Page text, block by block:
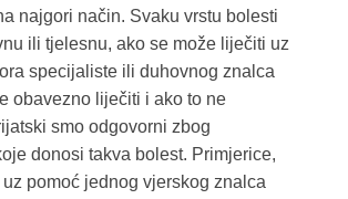
najgori način. Svaku vrstu bolesti
ili tjelesnu, ako se može liječiti uz
specijaliste ili duhovnog znalca
obavezno liječiti i ako to ne
smo odgovorni zbog
donosi takva bolest. Primjerice,
pomoć jednog vjerskog znalca